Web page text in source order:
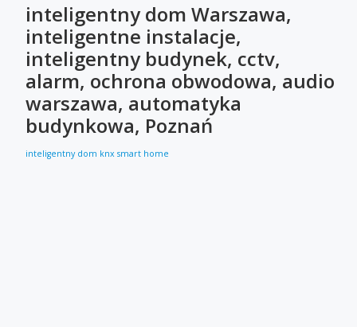
inteligentny dom Warszawa,
inteligentne instalacje,
inteligentny budynek, cctv,
alarm, ochrona obwodowa, audio
warszawa, automatyka
budynkowa, Poznań
inteligentny dom knx smart home